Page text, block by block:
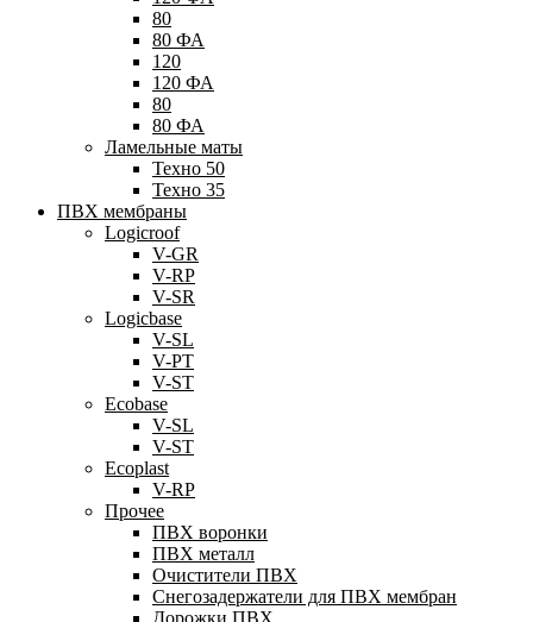
80
80 ФА
120
120 ФА
80
80 ФА
Ламельные маты
Техно 50
Техно 35
ПВХ мембраны
Logicroof
V-GR
V-RP
V-SR
Logicbase
V-SL
V-PT
V-ST
Ecobase
V-SL
V-ST
Ecoplast
V-RP
Прочее
ПВХ воронки
ПВХ металл
Очистители ПВХ
Снегозадержатели для ПВХ мембран
Дорожки ПВХ